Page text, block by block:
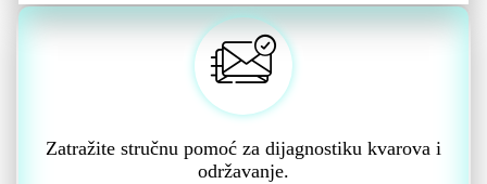
Zatražite stručnu pomoć za dijagnostiku kvarova i
održavanje.